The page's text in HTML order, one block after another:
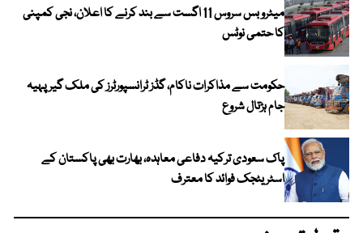
میٹرو بس سروس 11 اگست سے بند کرنے کا اعلان، نجی کمپنی
کا حتمی نوٹس
حکومت سے مذاکرات ناکام، گڈز ٹرانسپورٹرز کی ملک گیر پہیہ
جام ہڑتال شروع
پاک سعودی ترکیہ دفاعی معاہدہ، بھارت بھی پاکستان کے
اسٹریٹجک فوائد کا معترف